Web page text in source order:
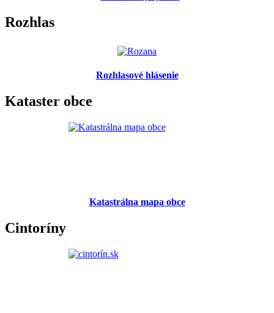
Rozhlas
Rozhlasové hlásenie
Kataster obce
Katastrálna mapa obce
Cintoríny